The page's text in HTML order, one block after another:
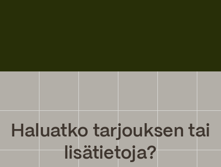
Haluatko tarjouksen tai
lisätietoja?